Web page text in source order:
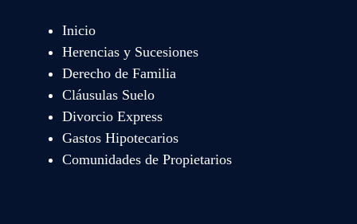
Inicio
Herencias y Sucesiones
Derecho de Familia
Cláusulas Suelo
Divorcio Express
Gastos Hipotecarios
Comunidades de Propietarios